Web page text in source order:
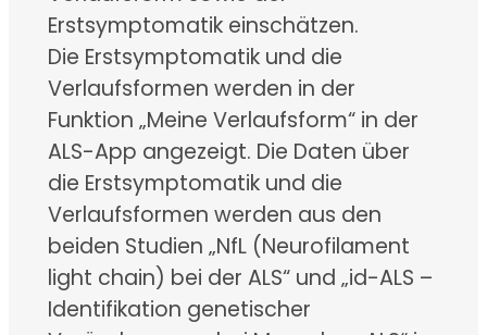
Erstsymptomatik einschätzen.
Die Erstsymptomatik und die
Verlaufsformen werden in der
Funktion „Meine Verlaufsform“ in der
ALS-App angezeigt. Die Daten über
die Erstsymptomatik und die
Verlaufsformen werden aus den
beiden Studien „NfL (Neurofilament
light chain) bei der ALS“ und „id-ALS –
Identifikation genetischer